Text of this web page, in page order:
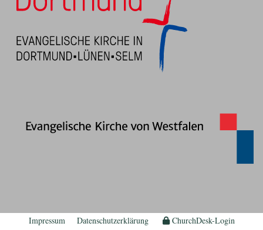
Impressum Datenschutzerklärung ChurchDesk-Login